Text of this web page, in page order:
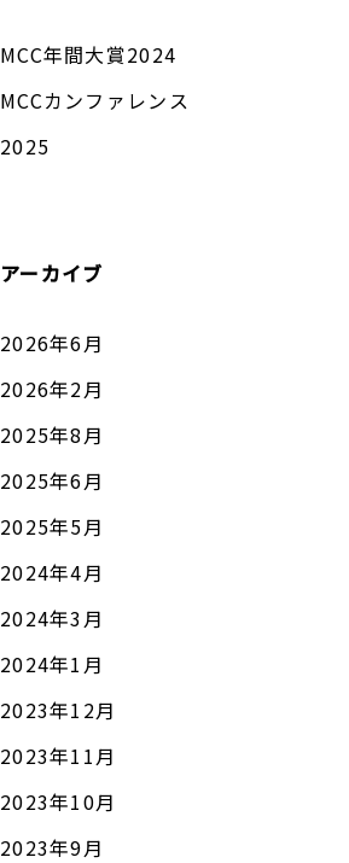
MCC年間大賞2024
MCCカンファレンス
2025
アーカイブ
2026年6月
2026年2月
2025年8月
2025年6月
2025年5月
2024年4月
2024年3月
2024年1月
2023年12月
2023年11月
2023年10月
2023年9月